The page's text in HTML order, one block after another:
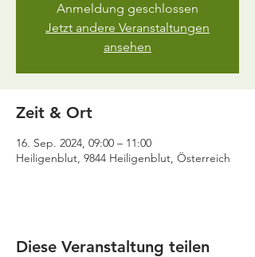
Anmeldung geschlossen
Jetzt andere Veranstaltungen
ansehen
Zeit & Ort
16. Sep. 2024, 09:00 – 11:00
Heiligenblut, 9844 Heiligenblut, Österreich
Diese Veranstaltung teilen